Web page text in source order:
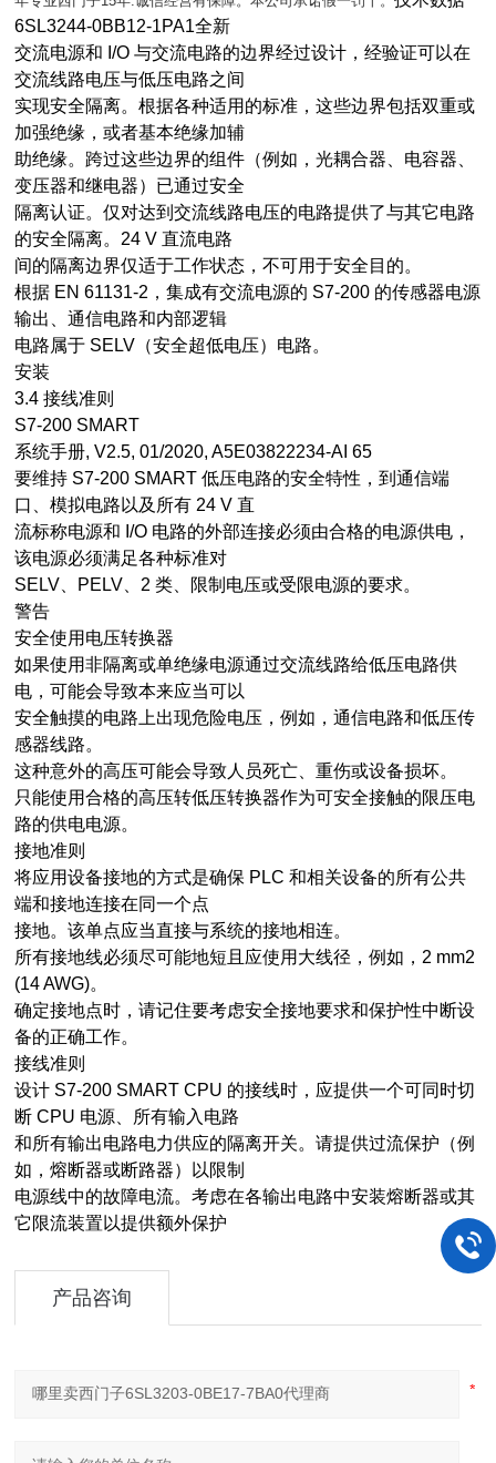
6SL3244-0BB12-1PA1全新
交流电源和 I/O 与交流电路的边界经过设计，经验证可以在
交流线路电压与低压电路之间
实现安全隔离。根据各种适用的标准，这些边界包括双重或
加强绝缘，或者基本绝缘加辅
助绝缘。跨过这些边界的组件（例如，光耦合器、电容器、
变压器和继电器）已通过安全
隔离认证。仅对达到交流线路电压的电路提供了与其它电路
的安全隔离。24 V 直流电路
间的隔离边界仅适于工作状态，不可用于安全目的。
根据 EN 61131-2，集成有交流电源的 S7-200 的传感器电源
输出、通信电路和内部逻辑
电路属于 SELV（安全超低电压）电路。
安装
3.4 接线准则
S7-200 SMART
系统手册, V2.5, 01/2020, A5E03822234-AI 65
要维持 S7-200 SMART 低压电路的安全特性，到通信端
口、模拟电路以及所有 24 V 直
流标称电源和 I/O 电路的外部连接必须由合格的电源供电，
该电源必须满足各种标准对
SELV、PELV、2 类、限制电压或受限电源的要求。
警告
安全使用电压转换器
如果使用非隔离或单绝缘电源通过交流线路给低压电路供
电，可能会导致本来应当可以
安全触摸的电路上出现危险电压，例如，通信电路和低压传
感器线路。
这种意外的高压可能会导致人员死亡、重伤或设备损坏。
只能使用合格的高压转低压转换器作为可安全接触的限压电
路的供电电源。
接地准则
将应用设备接地的方式是确保 PLC 和相关设备的所有公共
端和接地连接在同一个点
接地。该单点应当直接与系统的接地相连。
所有接地线必须尽可能地短且应使用大线径，例如，2 mm2
(14 AWG)。
确定接地点时，请记住要考虑安全接地要求和保护性中断设
备的正确工作。
接线准则
设计 S7-200 SMART CPU 的接线时，应提供一个可同时切
断 CPU 电源、所有输入电路
和所有输出电路电力供应的隔离开关。请提供过流保护（例
如，熔断器或断路器）以限制
电源线中的故障电流。考虑在各输出电路中安装熔断器或其
它限流装置以提供额外保护
产品咨询